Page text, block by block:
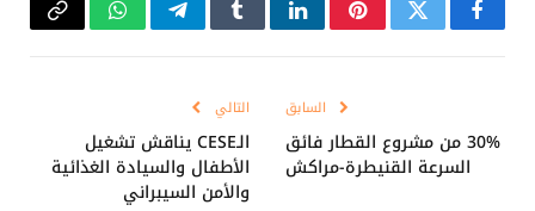
فيسبوكتويتر بينتيريستلينكدإنTumblrتيلقرامواتسابCopy
السابق
30% من مشروع القطار فائق
السرعة القنيطرة-مراكش
التالي
الـCESE يناقش تشغيل
الأطفال والسيادة الغذائية
والأمن السيبراني